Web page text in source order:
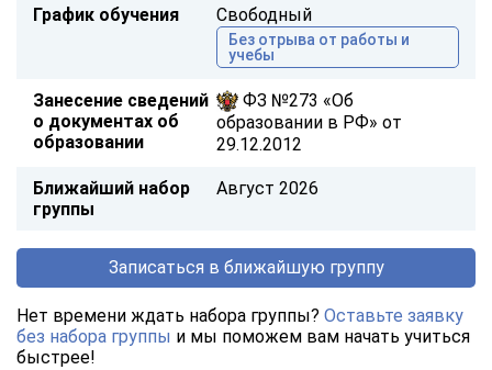
График обучения Свободный
Без отрыва от работы и
учебы
Занесение сведений
о документах об
образовании
ФЗ №273 «Об
образовании в РФ» от
29.12.2012
Ближайший набор
группы
Август 2026
Записаться в ближайшую группу
Нет времени ждать набора группы? Оставьте заявку
без набора группы и мы поможем вам начать учиться
быстрее!